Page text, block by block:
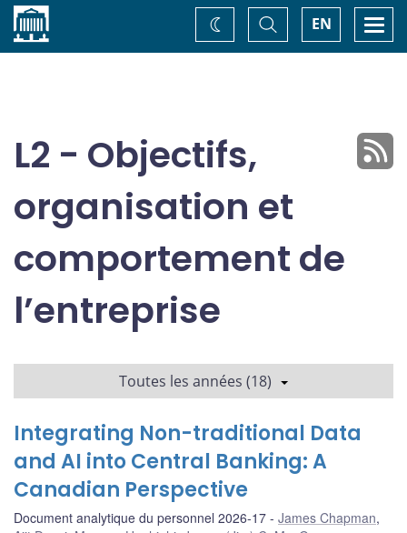
Accueil EN
Basculer
la
recherche
Changez
de
L2 - Objectifs,
organisation et
comportement de
l’entreprise
Toutes les années (18)
Integrating Non-traditional Data
and AI into Central Banking: A
Canadian Perspective
Document analytique du personnel 2026-17 James Chapman,